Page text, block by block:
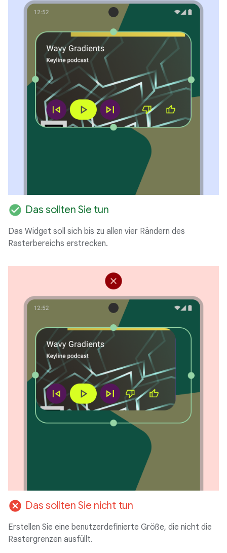
check_circle Das sollten Sie tun
Das Widget soll sich bis zu allen vier Rändern des
Rasterbereichs erstrecken.
cancel Das sollten Sie nicht tun
Erstellen Sie eine benutzerdefinierte Größe, die nicht die
Rastergrenzen ausfüllt.